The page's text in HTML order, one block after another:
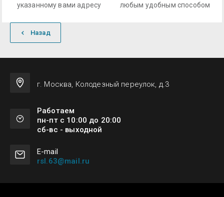
указанному вами адресу
любым удобным способом
Назад
г. Москва, Колодезный переулок, д.3
Работаем
пн-пт с 10:00 до 20:00
сб-вс - выходной
Е-mail
rsl.63@mail.ru